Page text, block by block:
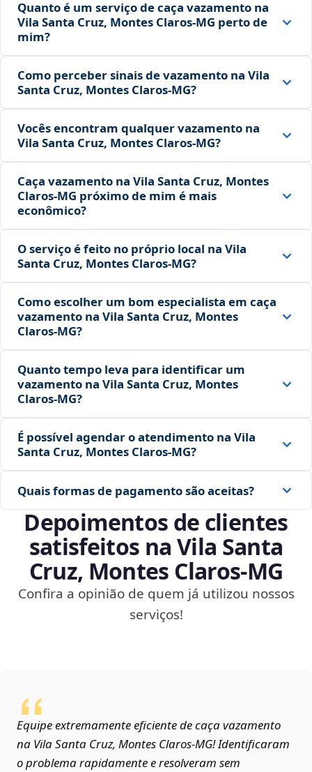
Quanto é um serviço de caça vazamento na
Vila Santa Cruz, Montes Claros‑MG perto de
mim?
Como perceber sinais de vazamento na Vila
Santa Cruz, Montes Claros‑MG?
Vocês encontram qualquer vazamento na
Vila Santa Cruz, Montes Claros‑MG?
Caça vazamento na Vila Santa Cruz, Montes
Claros‑MG próximo de mim é mais
econômico?
O serviço é feito no próprio local na Vila
Santa Cruz, Montes Claros‑MG?
Como escolher um bom especialista em caça
vazamento na Vila Santa Cruz, Montes
Claros‑MG?
Quanto tempo leva para identificar um
vazamento na Vila Santa Cruz, Montes
Claros‑MG?
É possível agendar o atendimento na Vila
Santa Cruz, Montes Claros‑MG?
Quais formas de pagamento são aceitas?
Depoimentos de clientes
satisfeitos na Vila Santa
Cruz, Montes Claros‑MG
Confira a opinião de quem já utilizou nossos
serviços!
Equipe extremamente eficiente de caça vazamento
na Vila Santa Cruz, Montes Claros‑MG! Identificaram
o problema rapidamente e resolveram sem